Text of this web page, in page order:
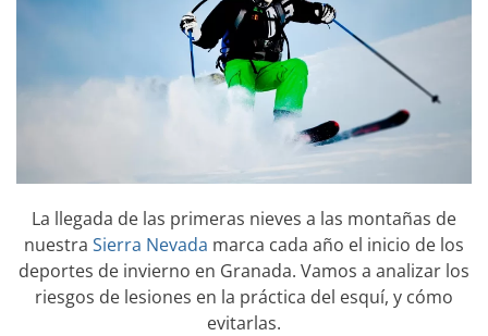
La llegada de las primeras nieves a las montañas de
nuestra Sierra Nevada marca cada año el inicio de los
deportes de invierno en Granada. Vamos a analizar los
riesgos de lesiones en la práctica del esquí, y cómo
evitarlas.